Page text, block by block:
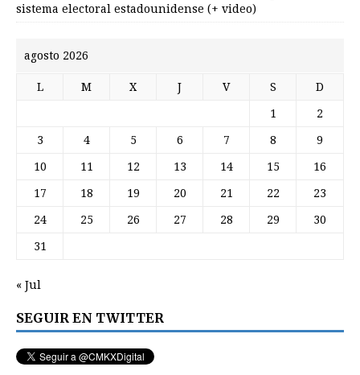
sistema electoral estadounidense (+ video)
agosto 2026
L M X J V S D
1 2
3 4 5 6 7 8 9
10 11 12 13 14 15 16
17 18 19 20 21 22 23
24 25 26 27 28 29 30
31
« Jul
SEGUIR EN TWITTER